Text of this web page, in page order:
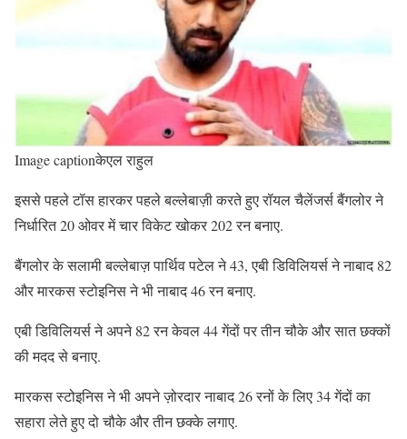
Image captionकेएल राहुल
इससे पहले टॉस हारकर पहले बल्लेबाज़ी करते हुए रॉयल चैलेंजर्स बैंगलोर ने
निर्धारित 20 ओवर में चार विकेट खोकर 202 रन बनाए.
बैंगलोर के सलामी बल्लेबाज़ पार्थिव पटेल ने 43, एबी डिविलियर्स ने नाबाद 82
और मारकस स्टोइनिस ने भी नाबाद 46 रन बनाए.
एबी डिविलियर्स ने अपने 82 रन केवल 44 गेंदों पर तीन चौके और सात छक्कों
की मदद से बनाए.
मारकस स्टोइनिस ने भी अपने ज़ोरदार नाबाद 26 रनों के लिए 34 गेंदों का
सहारा लेते हुए दो चौके और तीन छक्के लगाए.